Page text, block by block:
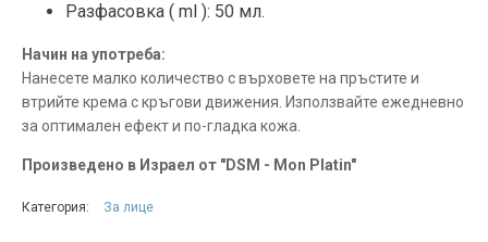
Разфасовка ( ml ): 50 мл.
Начин на употреба:
Нанесете малко количество с върховете на пръстите и
втрийте крема с кръгови движения. Използвайте ежедневно
за оптимален ефект и по-гладка кожа.
Произведено в Израел от "DSM - Mon Platin"
Категория: За лице